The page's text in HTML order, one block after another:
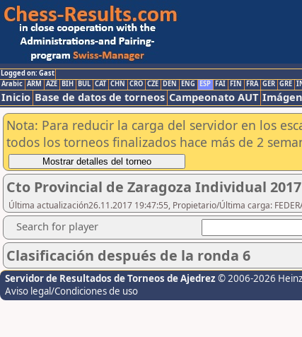
Logged on: Gast
Arabic ARM AZE BIH BUL CAT CHN CRO CZE DEN ENG ESP FAI FIN FRA GER GRE
Inicio Base de datos de torneos Campeonato AUT
Nota: Para reducir la carga del servidor en los
todos los torneos finalizados hace más de 2
Cto Provincial de Zaragoza Individual
Última actualización26.11.2017 19:47:55, Propietario/Última carga:
Search for player
Clasificación después de la ronda 6
Servidor de Resultados de Torneos de Ajedrez © 2006-2026
Aviso legal/Condiciones de uso